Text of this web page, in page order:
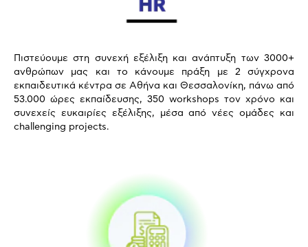
Πιστεύουμε στη συνεχή εξέλιξη και ανάπτυξη των 3000+
ανθρώπων μας και το κάνουμε πράξη με 2 σύγχρονα
εκπαιδευτικά κέντρα σε Αθήνα και Θεσσαλονίκη, πάνω από
53.000 ώρες εκπαίδευσης, 350 workshops τον χρόνο και
συνεχείς ευκαιρίες εξέλιξης, μέσα από νέες ομάδες και
challenging projects.